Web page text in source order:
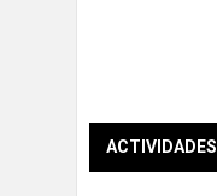
ACTIVIDADES